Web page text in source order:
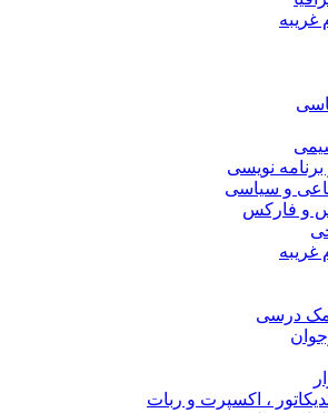
غریبه
برنامه نویسی
و سیاسی
و فارکس
غریبه
درسی
، اکسپرت و ربات